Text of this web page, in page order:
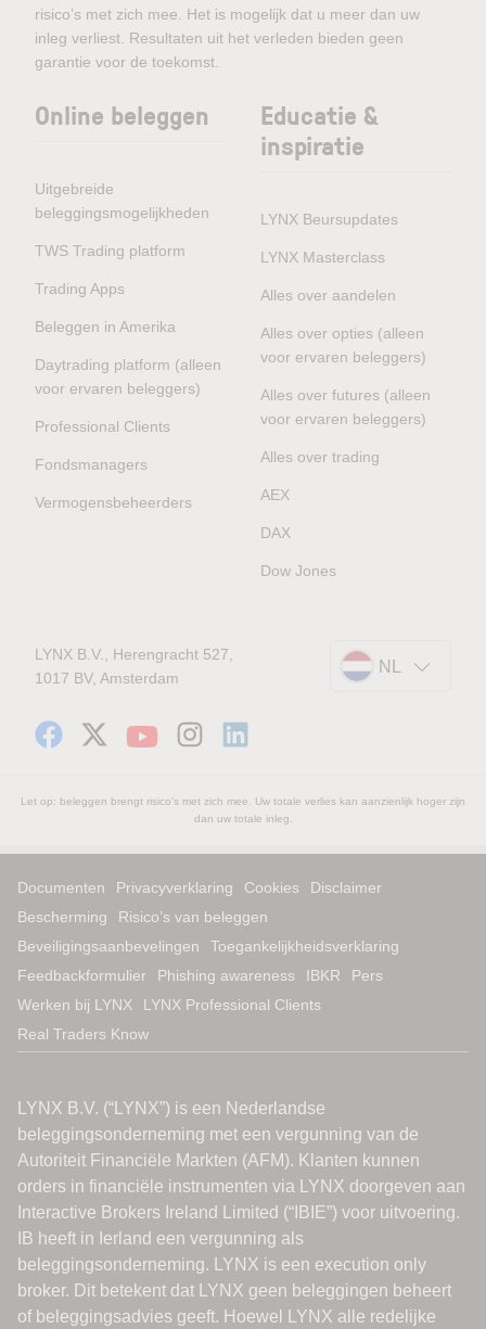
risico’s met zich mee. Het is mogelijk dat u meer dan uw
inleg verliest. Resultaten uit het verleden bieden geen
garantie voor de toekomst.
Online beleggen
Uitgebreide
beleggingsmogelijkheden
TWS Trading platform
Trading Apps
Beleggen in Amerika
Daytrading platform (alleen
voor ervaren beleggers)
Professional Clients
Fondsmanagers
Vermogensbeheerders
Educatie &
inspiratie
LYNX Beursupdates
LYNX Masterclass
Alles over aandelen
Alles over opties (alleen
voor ervaren beleggers)
Alles over futures (alleen
voor ervaren beleggers)
Alles over trading
AEX
DAX
Dow Jones
LYNX B.V., Herengracht 527,
1017 BV, Amsterdam
NL
Let op: beleggen brengt risico's met zich mee. Uw totale verlies kan aanzienlijk hoger zijn
dan uw totale inleg.
Documenten Privacyverklaring Cookies
Disclaimer
Bescherming
Risico’s van beleggen
Beveiligingsaanbevelingen
Toegankelijkheidsverklaring
Feedbackformulier
Phishing awareness IBKR
Pers
Werken bij LYNX
LYNX Professional Clients
Real Traders Know